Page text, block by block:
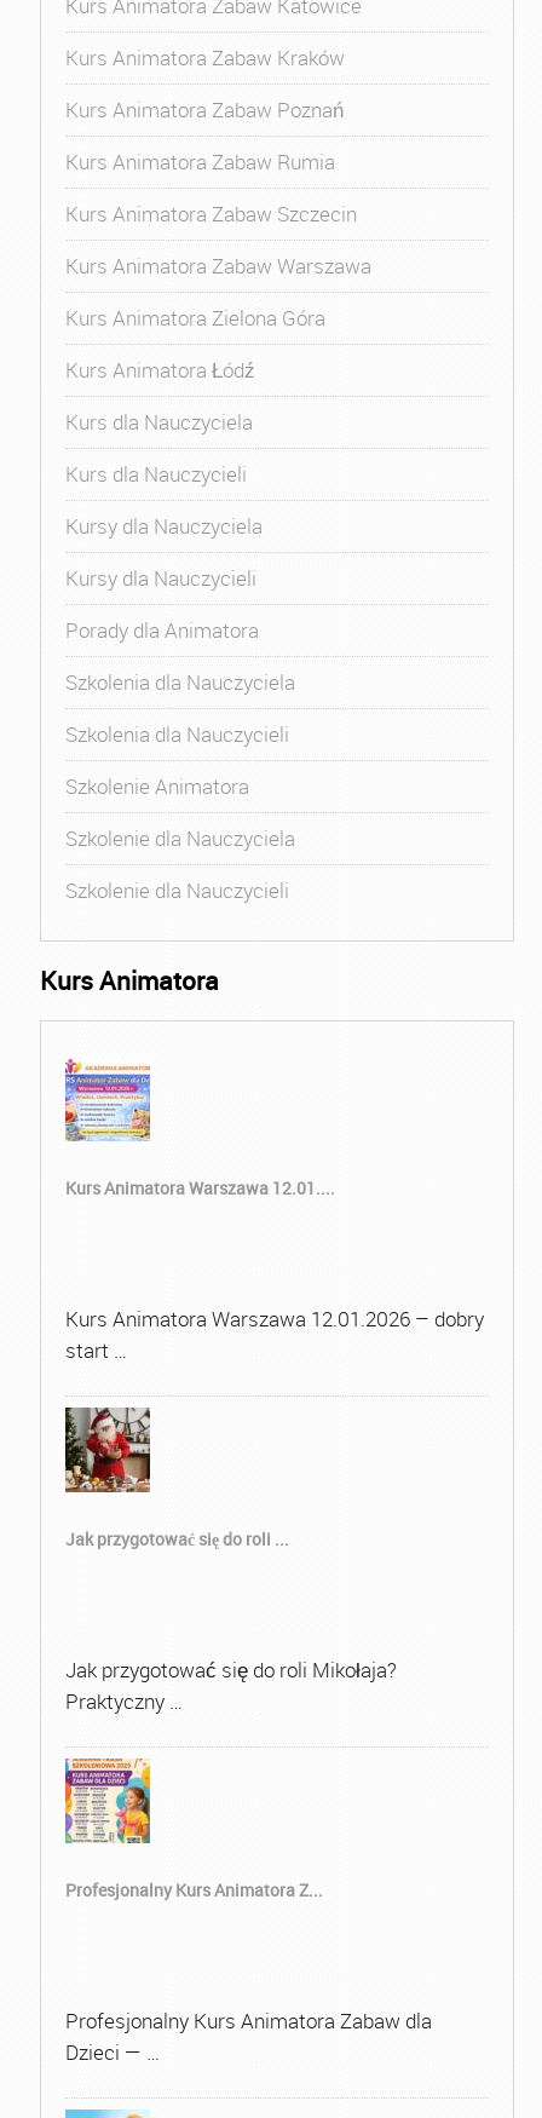
Kurs Animatora Zabaw Kraków
Kurs Animatora Zabaw Poznań
Kurs Animatora Zabaw Rumia
Kurs Animatora Zabaw Szczecin
Kurs Animatora Zabaw Warszawa
Kurs Animatora Zielona Góra
Kurs Animatora Łódź
Kurs dla Nauczyciela
Kurs dla Nauczycieli
Kursy dla Nauczyciela
Kursy dla Nauczycieli
Porady dla Animatora
Szkolenia dla Nauczyciela
Szkolenia dla Nauczycieli
Szkolenie Animatora
Szkolenie dla Nauczyciela
Szkolenie dla Nauczycieli
Kurs Animatora
Kurs Animatora Warszawa 12.01....
Kurs Animatora Warszawa 12.01.2026 – dobry
start …
Jak przygotować się do roli ...
Jak przygotować się do roli Mikołaja?
Praktyczny …
Profesjonalny Kurs Animatora Z...
Profesjonalny Kurs Animatora Zabaw dla
Dzieci — …